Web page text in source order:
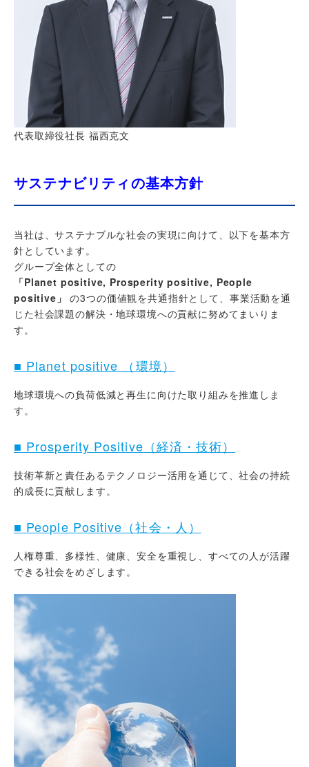
代表取締役社長 福西克文
サステナビリティの基本方針
当社は、サステナブルな社会の実現に向けて、以下を基本方
針としています。
グループ全体としての
「Planet positive, Prosperity positive, People
positive」 の3つの価値観を共通指針として、事業活動を通
じた社会課題の解決・地球環境への貢献に努めてまいりま
す。
■ Planet positive （環境）
地球環境への負荷低減と再生に向けた取り組みを推進しま
す。
■ Prosperity Positive（経済・技術）
技術革新と責任あるテクノロジー活用を通じて、社会の持続
的成長に貢献します。
■ People Positive（社会・人）
人権尊重、多様性、健康、安全を重視し、すべての人が活躍
できる社会をめざします。